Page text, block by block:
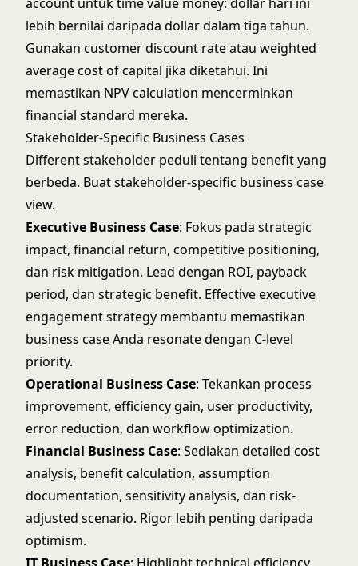
lebih bernilai daripada dollar dalam tiga tahun.
Gunakan customer discount rate atau weighted
average cost of capital jika diketahui. Ini
memastikan NPV calculation mencerminkan
financial standard mereka.
Stakeholder-Specific Business Cases
Different stakeholder peduli tentang benefit yang
berbeda. Buat stakeholder-specific business case
view.
Executive Business Case: Fokus pada strategic
impact, financial return, competitive positioning,
dan risk mitigation. Lead dengan ROI, payback
period, dan strategic benefit. Effectiveexecutive
engagement strategy membantu memastikan
business case Anda resonate dengan C-level
priority.
Operational Business Case: Tekankan process
improvement, efficiency gain, user productivity,
error reduction, dan workflow optimization.
Financial Business Case: Sediakan detailed cost
analysis, benefit calculation, assumption
documentation, sensitivity analysis, dan risk-
adjusted scenario. Rigor lebih penting daripada
optimism.